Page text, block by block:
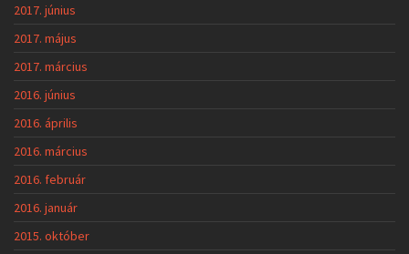
2017. június
2017. május
2017. március
2016. június
2016. április
2016. március
2016. február
2016. január
2015. október